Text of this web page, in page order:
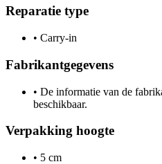
Reparatie type
• Carry-in
Fabrikantgegevens
• De informatie van de
beschikbaar.
Verpakking hoogte
• 5 cm